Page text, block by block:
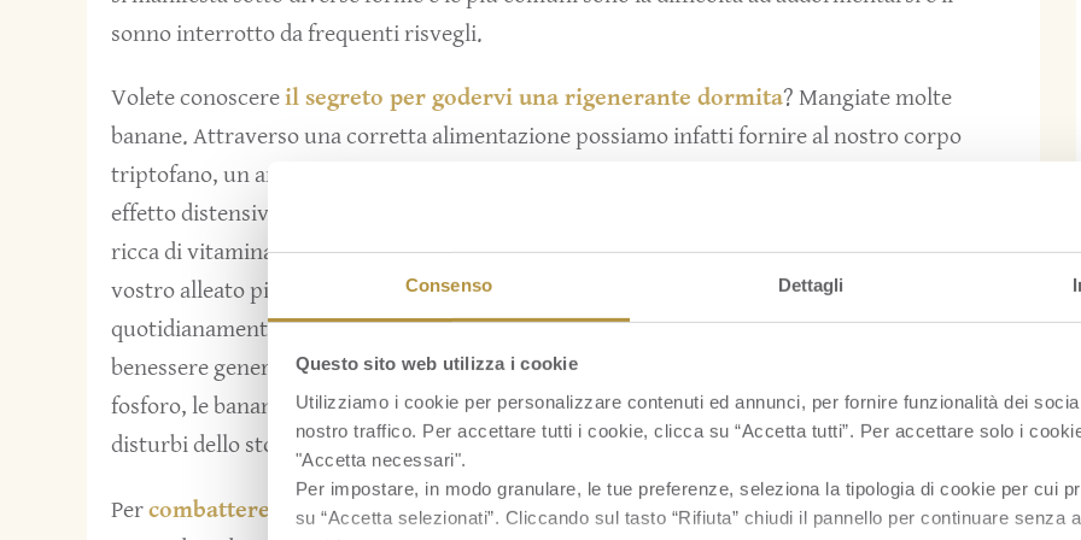
Consenso Dettagli
Questo sito web utilizza i cookie
Utilizziamo i cookie per personalizzare contenuti ed annunci, per fornire funzionalità dei
nostro traffico. Per accettare tutti i cookie, clicca su “Accetta tutti”. Per accettare solo i
"Accetta necessari".
Per impostare, in modo granulare, le tue preferenze, seleziona la tipologia di cookie per cui
su “Accetta selezionati”. Cliccando sul tasto “Rifiuta” chiudi il pannello per continuare senza
sonno interrotto da frequenti risvegli.
Volete conoscereil segreto per godervi una rigenerante dormita? Mangiate molte
banane. Attraverso una corretta alimentazione possiamo infatti fornire al nostro corpo
triptofano, un aminoacido che produce serotonina, ovvero l’ormone del riposo, che ha un
effetto distensivo sul cervello e aiuta a regolare il ritmo sogno-veglia. E proprio la banana,
ricca di vitamina B6, fondamentale pertrasformare lo triptofano in serotonina, sarà il
vostro alleato più fedele per combattere lotta contro l’insonnia. Inoltre, consumando
quotidianamente questo frutto non solo dormirete meglio, ma potrete migliorare il
benessere generale del vostro corpo. Grazie alla loro elevata quantità di ferro, potassio e
fosforo, le banane sono consigliate anche come rimedia all’anemiae per alleviare alcuni
disturbi dello stomaco come lagastrite.
Percombattere l’insonniafate comeAaron, un bambino inglese di tre anni che ogni sera